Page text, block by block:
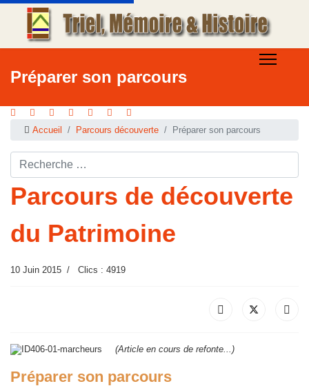
Préparer son parcours
Accueil Parcours découverte Préparer son parcours
Rechercher ...
Parcours de découverte
du Patrimoine
10 Juin 2015 Clics : 4919
(Article en cours de refonte...)
Préparer son parcours